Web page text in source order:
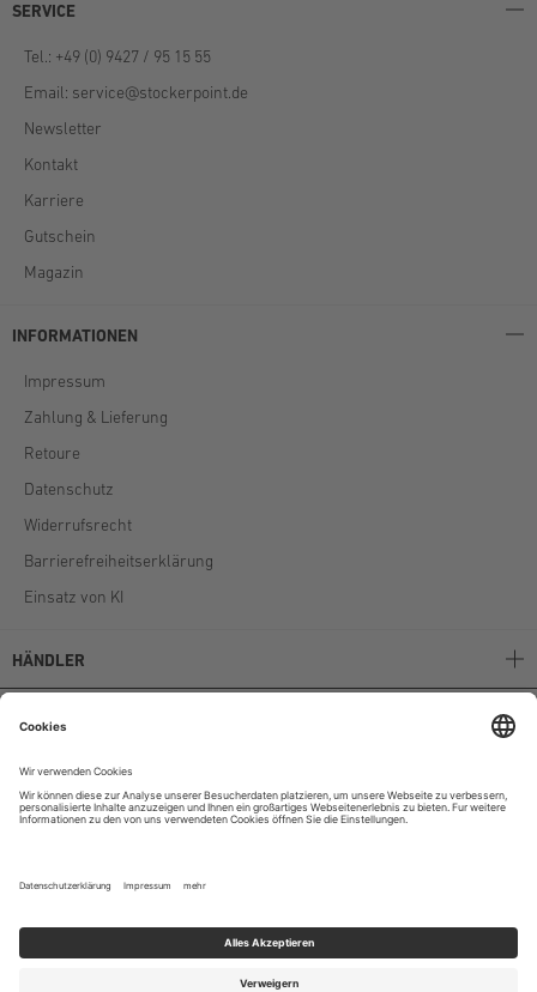
SERVICE
Tel.: +49 (0) 9427 / 95 15 55
Email: service@stockerpoint.de
Newsletter
Kontakt
Karriere
Gutschein
Magazin
INFORMATIONEN
Impressum
Zahlung & Lieferung
Retoure
Datenschutz
Widerrufsrecht
Barrierefreiheitserklärung
Einsatz von KI
HÄNDLER
AGB
Unternehmen
© 2024 Stockerpoint E-Commerce GmbH & Co. KG